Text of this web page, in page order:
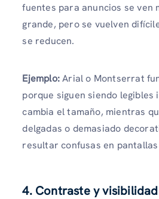
fuentes para anuncios se ven
grande, pero se vuelven
se reducen.
Ejemplo:Arial o Montserrat
porque siguen siendo legibles
cambia el tamaño, mientras
delgadas o demasiado
resultar confusas en
4. Contraste y visibilidad